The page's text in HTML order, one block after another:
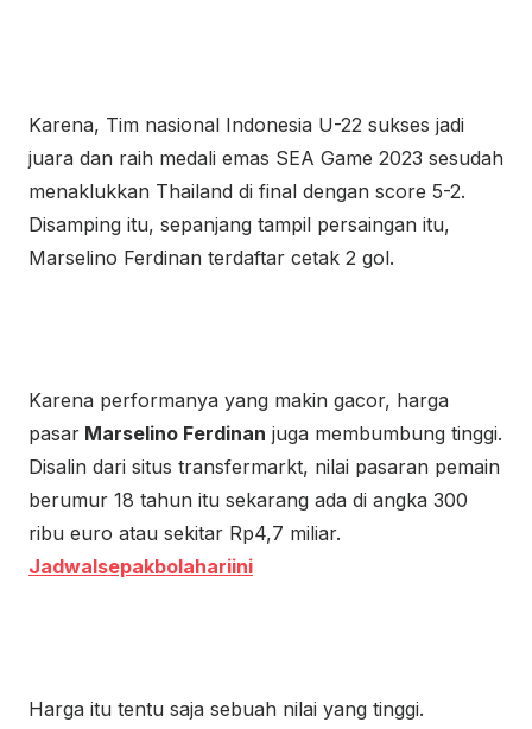
Karena, Tim nasional Indonesia U-22 sukses jadi
juara dan raih medali emas SEA Game 2023 sesudah
menaklukkan Thailand di final dengan score 5-2.
Disamping itu, sepanjang tampil persaingan itu,
Marselino Ferdinan terdaftar cetak 2 gol.
Karena performanya yang makin gacor, harga
pasar Marselino Ferdinan juga membumbung tinggi.
Disalin dari situs transfermarkt, nilai pasaran pemain
berumur 18 tahun itu sekarang ada di angka 300
ribu euro atau sekitar Rp4,7 miliar.
Jadwalsepakbolahariini
Harga itu tentu saja sebuah nilai yang tinggi.